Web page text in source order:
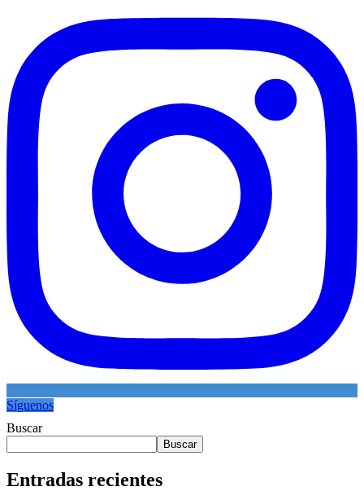
Síguenos
Buscar
Buscar
Entradas recientes